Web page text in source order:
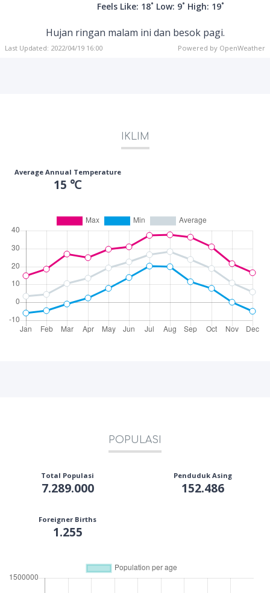
Feels Like: 18˚ Low: 9˚ High: 19˚
Hujan ringan malam ini dan besok pagi.
Last Updated: 2022/04/19 16:00 Powered by OpenWeather
IKLIM
Average Annual Temperature
15 ℃
POPULASI
Total Populasi
7.289.000
Penduduk Asing
152.486
Foreigner Births
1.255